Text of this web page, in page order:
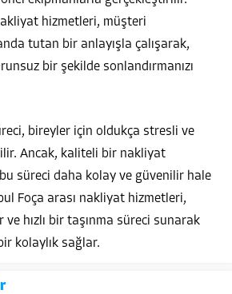
hizmetleri, müşteri
tutan bir anlayışla çalışarak,
bir şekilde sonlandırmanızı
bireyler için oldukça stresli ve
Ancak, kaliteli bir nakliyat
süreci daha kolay ve güvenilir hale
Foça arası nakliyat hizmetleri,
hızlı bir taşınma süreci sunarak
kolaylık sağlar.